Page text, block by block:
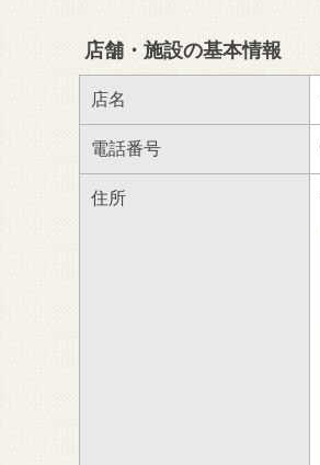
店舗・施設の基本情報
店名
電話番号
住所